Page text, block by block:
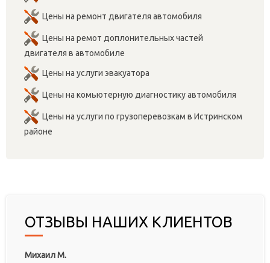
Цены на ремонт двигателя автомобиля
Цены на ремот доплонительных частей
двигателя в автомобиле
Цены на услуги эвакуатора
Цены на комьютерную диагностику автомобиля
Цены на услуги по грузоперевозкам в Истринском
районе
ОТЗЫВЫ НАШИХ КЛИЕНТОВ
Михаил М.